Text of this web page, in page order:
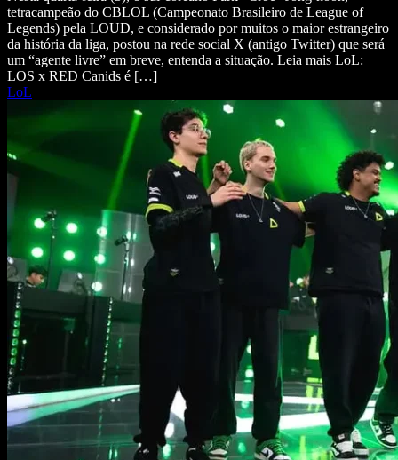
tetracampeão do CBLOL (Campeonato Brasileiro de League of
Legends) pela LOUD, e considerado por muitos o maior estrangeiro
da história da liga, postou na rede social X (antigo Twitter) que será
um “agente livre” em breve, entenda a situação. Leia mais LoL:
LOS x RED Canids é […]
LoL